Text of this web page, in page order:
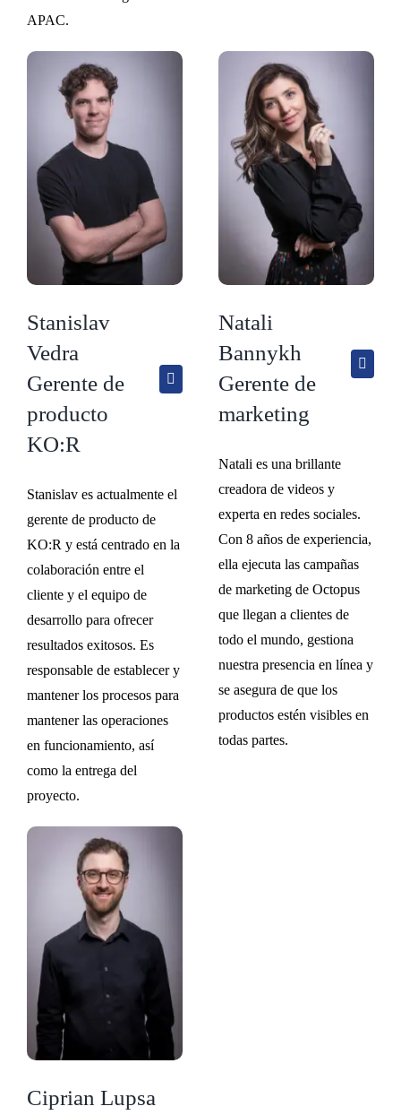
APAC.
Stanislav
Vedra
Gerente de
producto
KO:R
Stanislav es actualmente el
gerente de producto de
KO:R y está centrado en la
colaboración entre el
cliente y el equipo de
desarrollo para ofrecer
resultados exitosos. Es
responsable de establecer y
mantener los procesos para
mantener las operaciones
en funcionamiento, así
como la entrega del
proyecto.
Natali
Bannykh
Gerente de
marketing
Natali es una brillante
creadora de videos y
experta en redes sociales.
Con 8 años de experiencia,
ella ejecuta las campañas
de marketing de Octopus
que llegan a clientes de
todo el mundo, gestiona
nuestra presencia en línea y
se asegura de que los
productos estén visibles en
todas partes.
Ciprian Lupsa